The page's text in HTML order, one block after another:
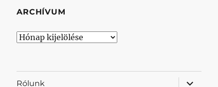
ARCHÍVUM
Archívum
Rólunk
almenü